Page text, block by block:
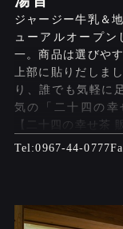
ジャージー牛乳＆
ューアルオープ
一。商品は選びや
上部に貼りだしま
り、誰でも気軽に
気の「二十四の幸
【二十四の幸せ茶
0967-44-0777